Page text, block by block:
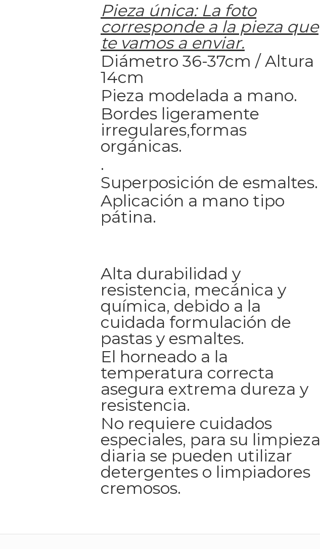
Pieza única: La foto
corresponde a la pieza que
te vamos a enviar.
Diámetro 36-37cm / Altura
14cm
Pieza modelada a mano.
Bordes ligeramente
irregulares,formas
orgánicas.
.
Superposición de esmaltes.
Aplicación a mano tipo
pátina.
Alta durabilidad y
resistencia, mecánica y
química, debido a la
cuidada formulación de
pastas y esmaltes.
El horneado a la
temperatura correcta
asegura extrema dureza y
resistencia.
No requiere cuidados
especiales, para su limpieza
diaria se pueden utilizar
detergentes o limpiadores
cremosos.